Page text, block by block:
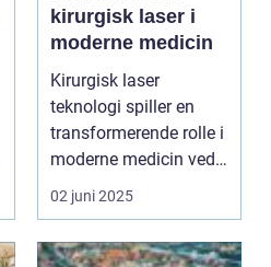
kirurgisk laser i
moderne medicin
Kirurgisk laser
teknologi spiller en
transformerende rolle i
moderne medicin ved
at muliggøre...
02 juni 2025